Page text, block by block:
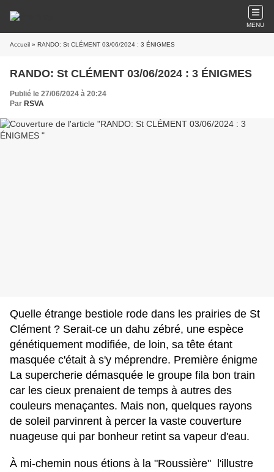
MENU
Accueil » RANDO: St CLÉMENT 03/06/2024 : 3 ÉNIGMES
RANDO: St CLÉMENT 03/06/2024 : 3 ÉNIGMES
Publié le 27/06/2024 à 20:24
Par RSVA
Quelle étrange bestiole rode dans les prairies de St
Clément ? Serait-ce un dahu zébré, une espèce
génétiquement modifiée, de loin, sa tête étant
masquée c'était à s'y méprendre. Première énigme
La supercherie démasquée le groupe fila bon train
car les cieux prenaient de temps à autres des
couleurs menaçantes. Mais non, quelques rayons
de soleil parvinrent à percer la vaste couverture
nuageuse qui par bonheur retint sa vapeur d'eau.
À mi-chemin nous étions à la "Roussière" l'illustre